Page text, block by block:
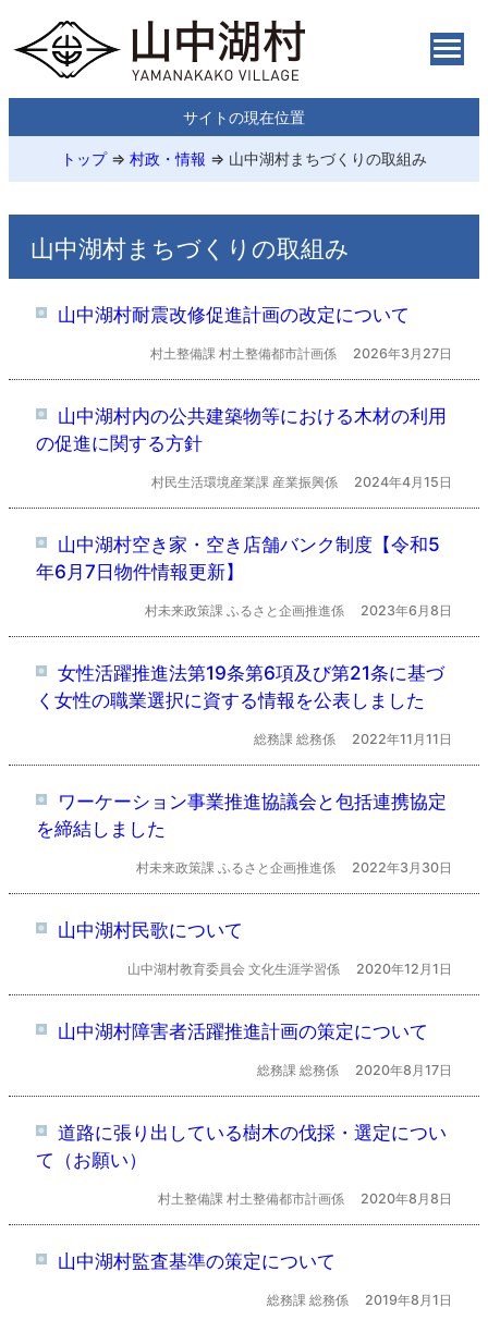
サイトの現在位置
トップ⇒ 村政・情報 ⇒ 山中湖村まちづくりの取組み
山中湖村まちづくりの取組み
山中湖村耐震改修促進計画の改定について
村土整備課 村土整備都市計画係 2026年3月27日
山中湖村内の公共建築物等における木材の利用
の促進に関する方針
村民生活環境産業課 産業振興係 2024年4月15日
山中湖村空き家・空き店舗バンク制度【令和5
年6月7日物件情報更新】
村未来政策課 ふるさと企画推進係 2023年6月8日
女性活躍推進法第19条第6項及び第21条に基づ
く女性の職業選択に資する情報を公表しました
総務課 総務係 2022年11月11日
ワーケーション事業推進協議会と包括連携協定
を締結しました
村未来政策課 ふるさと企画推進係 2022年3月30日
山中湖村民歌について
山中湖村教育委員会 文化生涯学習係 2020年12月1日
山中湖村障害者活躍推進計画の策定について
総務課 総務係 2020年8月17日
道路に張り出している樹木の伐採・選定につい
て（お願い）
村土整備課 村土整備都市計画係 2020年8月8日
山中湖村監査基準の策定について
総務課 総務係 2019年8月1日